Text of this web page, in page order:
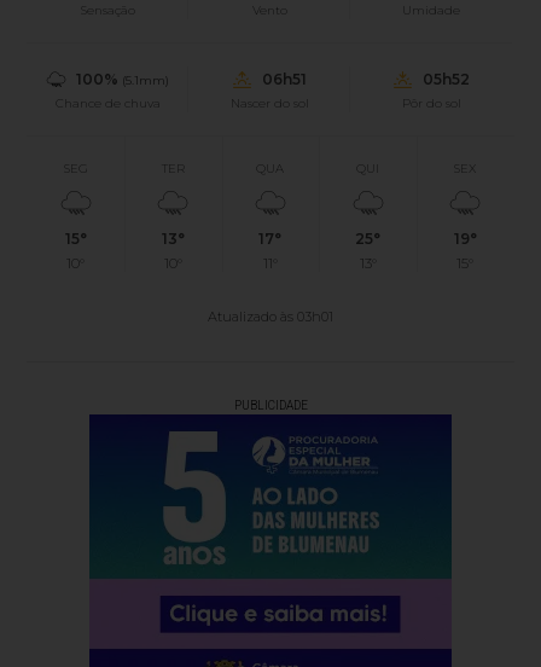
Sensação Vento Umidade
100% (5.1mm)
Chance de chuva
06h51
Nascer do sol
05h52
Pôr do sol
SEG
15°
10°
TER
13°
10°
QUA
17°
11°
25°
13°
SEX
19°
15°
Atualizado às 03h01
PUBLICIDADE